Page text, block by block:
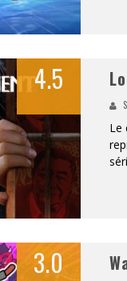
4.5
Le
3.0